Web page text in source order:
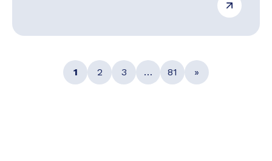
1 2 3 … 81 »